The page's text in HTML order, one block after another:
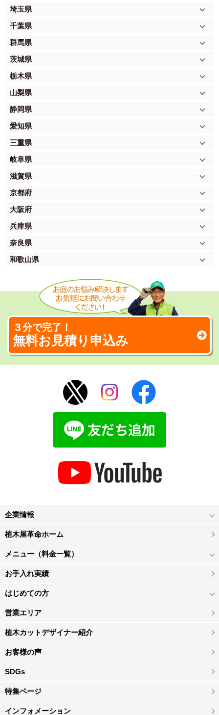
埼玉県
千葉県
群馬県
茨城県
栃木県
山梨県
静岡県
愛知県
三重県
岐阜県
滋賀県
京都府
大阪府
兵庫県
奈良県
和歌山県
３分で完了！
無料お見積り申込み
企業情報
植木屋革命ホーム
メニュー（料金一覧）
お手入れ実績
はじめての方
営業エリア
植木カットデザイナー紹介
お客様の声
SDGs
特集ページ
インフォメーション